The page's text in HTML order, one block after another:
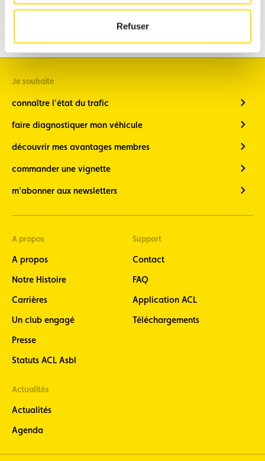
Refuser
Voyages
Je souhaite
connaître l'état du trafic
faire diagnostiquer mon véhicule
découvrir mes avantages membres
commander une vignette
m'abonner aux newsletters
A propos
A propos
Notre Histoire
Carrières
Un club engagé
Presse
Statuts ACL Asbl
Support
Contact
FAQ
Application ACL
Téléchargements
Actualités
Actualités
Agenda